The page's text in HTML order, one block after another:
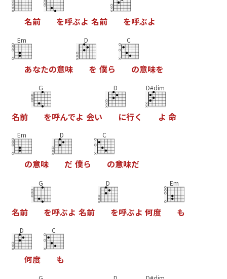
名前 を呼ぶよ 名前 を呼ぶよ
Em
あなたの意味
D
を 僕ら
C
の意味を
名前
G
を呼んでよ 会い
D
に行く
D#dim
よ 命
Em
の意味
D
だ 僕ら
C
の意味だ
名前
G
を呼ぶよ 名前
D
を呼ぶよ 何度
Em
も
D
何度
C
も